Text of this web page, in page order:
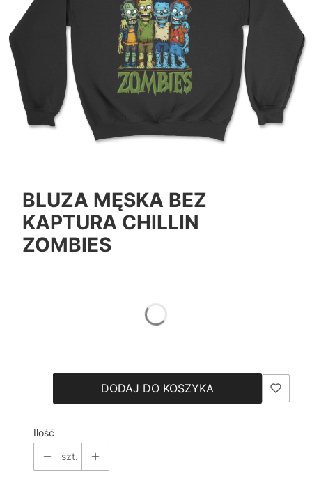
BLUZA MĘSKA BEZ
KAPTURA CHILLIN
ZOMBIES
DODAJ DO KOSZYKA
Ilość
szt.